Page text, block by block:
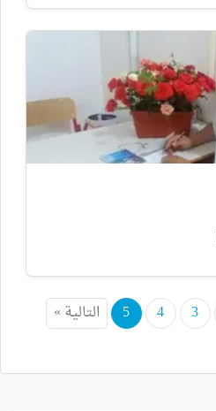
3
4
5 التالية »